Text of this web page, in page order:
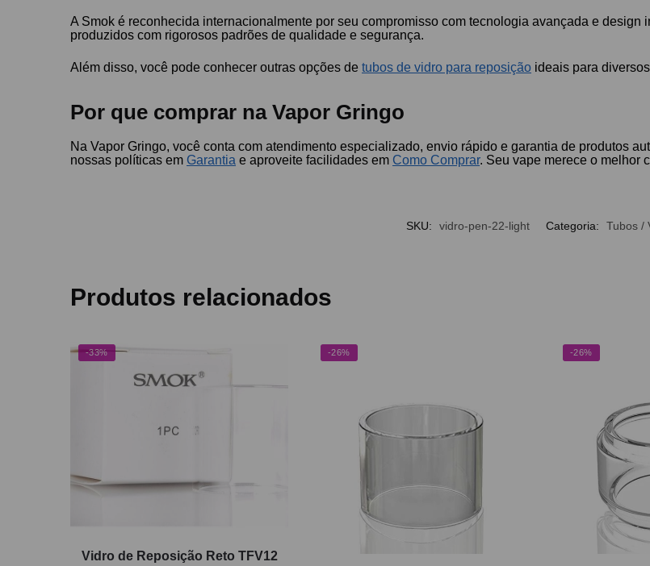
A Smok é reconhecida internacionalmente por seu compromisso com tecnologia avançada e
produzidos com rigorosos padrões de qualidade e segurança.
Além disso, você pode conhecer outras opções detubos de vidro para reposição ideais para
Por que comprar na Vapor Gringo
Na Vapor Gringo, você conta com atendimento especializado, envio rápido e garantia de produtos
nossas políticas em Garantia e aproveite facilidades em Como Comprar. Seu vape merece o melhor
SKU: vidro-pen-22-light Categoria: Tubos /
Produtos relacionados
-33%
Vidro de Reposição Reto TFV12
-26% -26%